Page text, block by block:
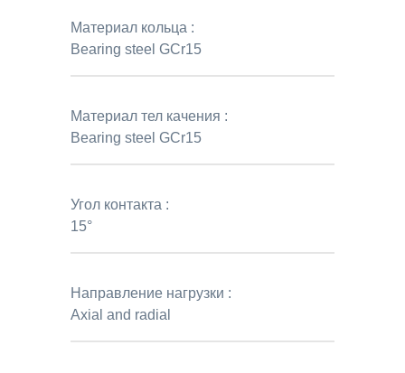
Материал кольца :
Bearing steel GCr15
Материал тел качения :
Bearing steel GCr15
Угол контакта :
15°
Направление нагрузки :
Axial and radial